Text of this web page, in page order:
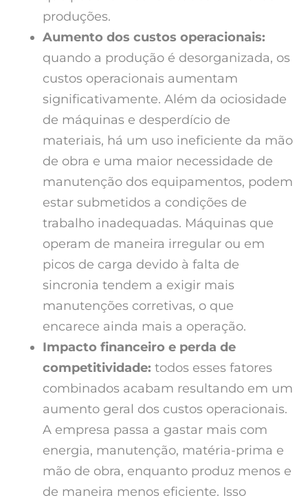
produções.
Aumento dos custos operacionais:
quando a produção é desorganizada, os
custos operacionais aumentam
significativamente. Além da ociosidade
de máquinas e desperdício de
materiais, há um uso ineficiente da mão
de obra e uma maior necessidade de
manutenção dos equipamentos, podem
estar submetidos a condições de
trabalho inadequadas. Máquinas que
operam de maneira irregular ou em
picos de carga devido à falta de
sincronia tendem a exigir mais
manutenções corretivas, o que
encarece ainda mais a operação.
Impacto financeiro e perda de
competitividade: todos esses fatores
combinados acabam resultando em um
aumento geral dos custos operacionais.
A empresa passa a gastar mais com
energia, manutenção, matéria-prima e
mão de obra, enquanto produz menos e
de maneira menos eficiente. Isso